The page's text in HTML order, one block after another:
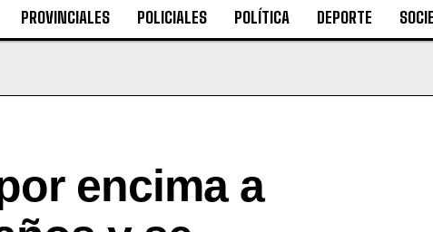
PROVINCIALES POLICIALES POLÍTICA DEPORTE
encima a